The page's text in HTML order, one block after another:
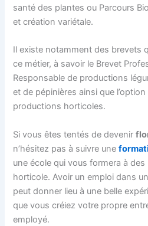
santé des plantes ou Parcours
et création variétale.
Il existe notamment des brevets
ce métier, à savoir le Brevet
Responsable de productions
et de pépinières ainsi que
productions horticoles.
Si vous êtes tentés de devenir
n’hésitez pas à suivre une
une école qui vous formera à
horticole. Avoir un emploi dans
peut donner lieu à une belle
que vous créiez votre propre
employé.